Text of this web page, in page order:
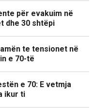
për evakuim në
dhe 30 shtëpi
te tensionet në
e 70-të
e 70: E vetmja
ikur ti